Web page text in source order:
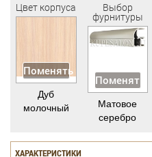
Цвет корпуса
Поменять
Дуб
молочный
Выбор
фурнитуры
Поменять
Матовое
серебро
ХАРАКТЕРИСТИКИ